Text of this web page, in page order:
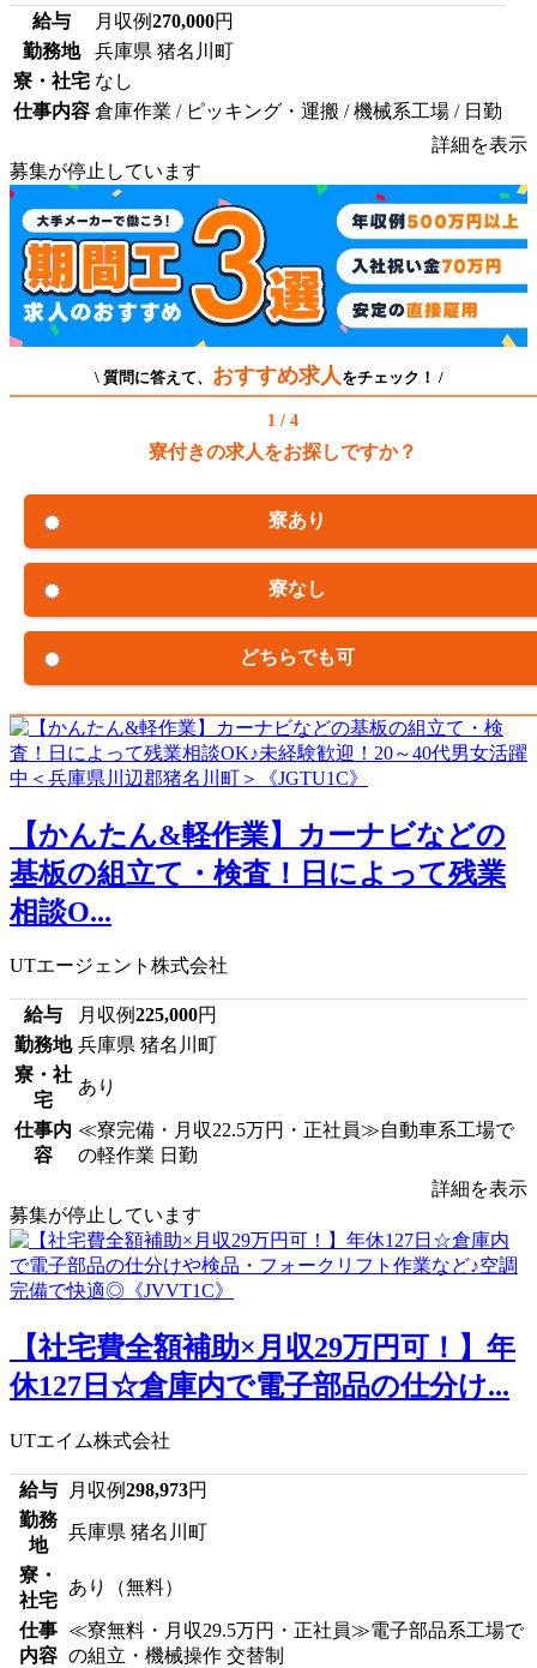
給与 月収例270,000円
勤務地
兵庫県 猪名川町
寮・社宅 なし
仕事内容 倉庫作業 / ピッキング・運搬 / 機械系工場 / 日勤
詳細を表示
募集が停止しています
\ 質問に答えて、 おすすめ求人 をチェック！ /
1 / 4
寮付きの求人をお探しですか？
寮あり
寮なし
どちらでも可
【かんたん&軽作業】カーナビなどの
基板の組立て・検査！日によって残業
相談O...
UTエージェント株式会社
給与 月収例225,000円
勤務地 兵庫県 猪名川町
寮・社
宅
あり
仕事内
容
≪寮完備・月収22.5万円・正社員≫自動車系工場で
の軽作業 日勤
詳細を表示
募集が停止しています
【社宅費全額補助×月収29万円可！】年
休127日☆倉庫内で電子部品の仕分け...
UTエイム株式会社
給与 月収例298,973円
勤務
地
兵庫県 猪名川町
寮・
社宅
あり（無料）
仕事
内容
≪寮無料・月収29.5万円・正社員≫電子部品系工場で
の組立・機械操作 交替制